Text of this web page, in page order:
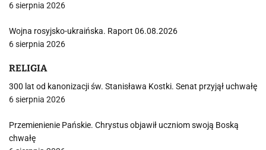
6 sierpnia 2026
Wojna rosyjsko-ukraińska. Raport 06.08.2026
6 sierpnia 2026
RELIGIA
300 lat od kanonizacji św. Stanisława Kostki. Senat przyjął uchwałę
6 sierpnia 2026
Przemienienie Pańskie. Chrystus objawił uczniom swoją Boską
chwałę